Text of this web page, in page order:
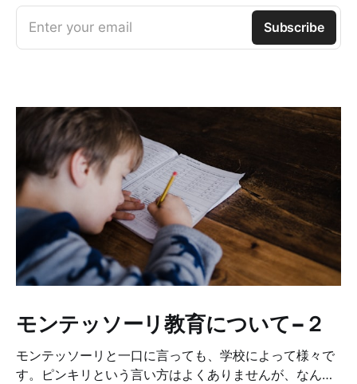
Enter your email Subscribe
モンテッソーリ教育について−２
モンテッソーリと一口に言っても、学校によって様々で
す。ピンキリという言い方はよくありませんが、なんち